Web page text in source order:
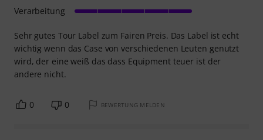
Sehr gutes Tour Label zum Fairen Preis. Das Label ist echt
wichtig wenn das Case von verschiedenen Leuten genutzt
wird, der eine weiß das dass Equipment teuer ist der
andere nicht.
Verarbeitung
0 0 BEWERTUNG MELDEN